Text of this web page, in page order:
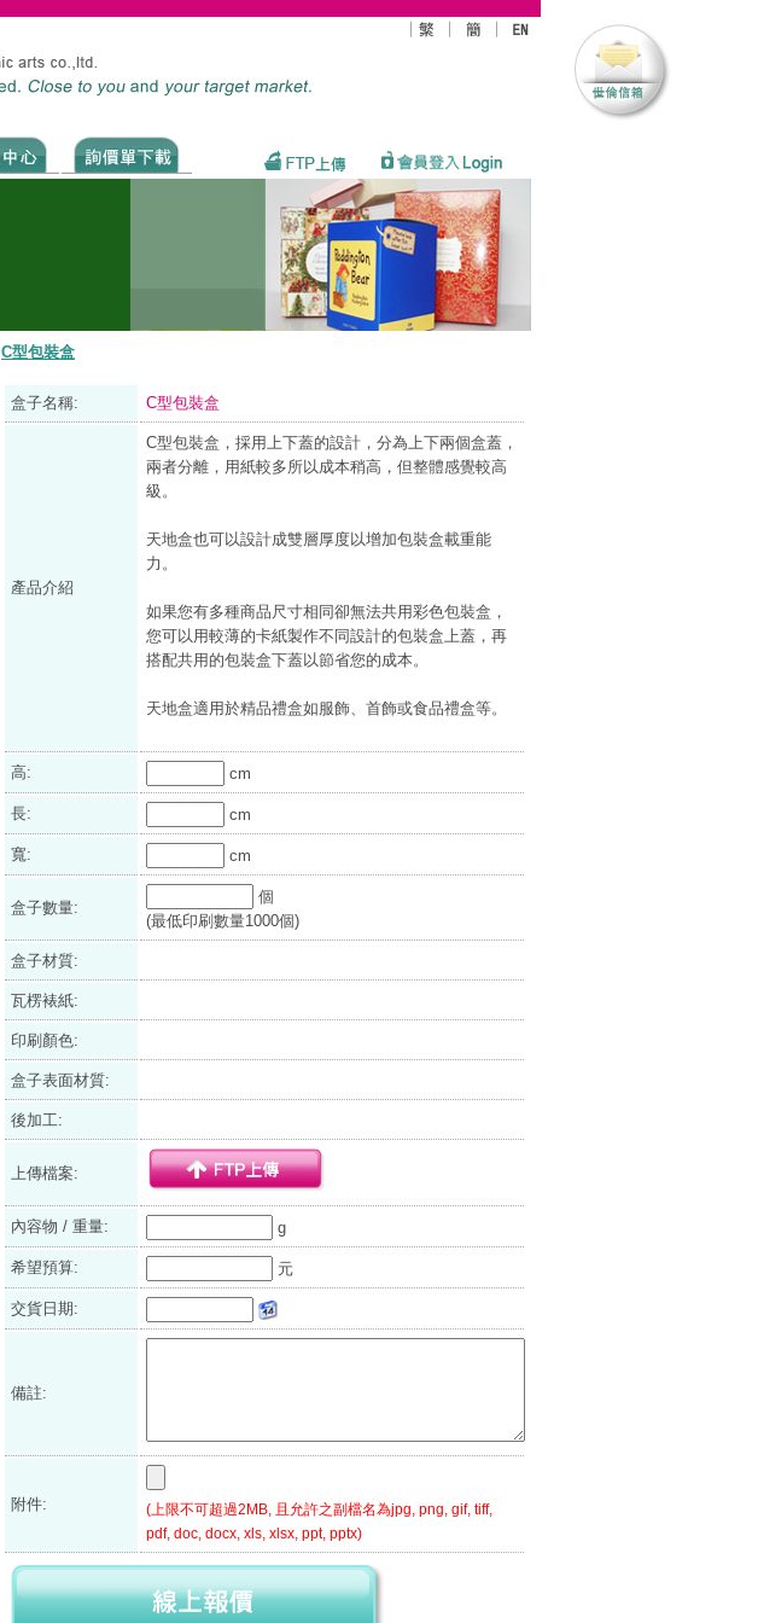
C型包裝盒
盒子名稱: C型包裝盒
產品介紹
C型包裝盒，採用上下蓋的設計，分為上下兩個盒蓋，
兩者分離，用紙較多所以成本稍高，但整體感覺較高
級。
天地盒也可以設計成雙層厚度以增加包裝盒載重能
力。
如果您有多種商品尺寸相同卻無法共用彩色包裝盒，
您可以用較薄的卡紙製作不同設計的包裝盒上蓋，再
搭配共用的包裝盒下蓋以節省您的成本。
天地盒適用於精品禮盒如服飾、首飾或食品禮盒等。
高: cm
長: cm
寬: cm
盒子數量:
個
(最低印刷數量1000個)
盒子材質:
瓦楞裱紙:
印刷顏色:
盒子表面材質:
後加工:
上傳檔案:
內容物 / 重量: g
希望預算: 元
交貨日期:
備註:
附件:
(上限不可超過2MB, 且允許之副檔名為jpg, png, gif, tiff,
pdf, doc, docx, xls, xlsx, ppt, pptx)